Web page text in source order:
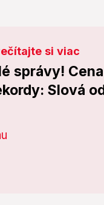
si viac
správy!
Slová